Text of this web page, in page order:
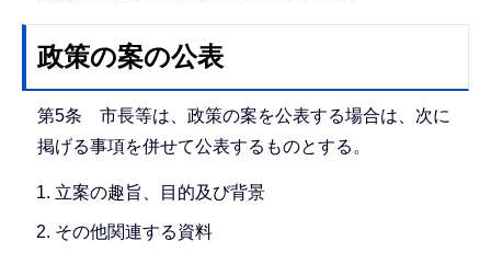
政策の案の公表
第5条 市長等は、政策の案を公表する場合は、次に
掲げる事項を併せて公表するものとする。
立案の趣旨、目的及び背景
その他関連する資料